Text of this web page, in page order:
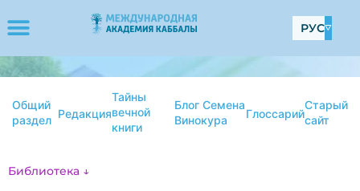
РУС
Общий
раздел Редакция
Тайны
вечной
книги
Блог Семена
Винокура
Глоссарий
Старый
сайт
Библиотека ↓